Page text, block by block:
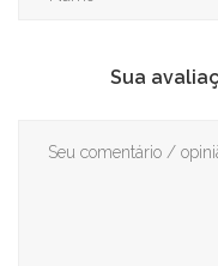
Sua